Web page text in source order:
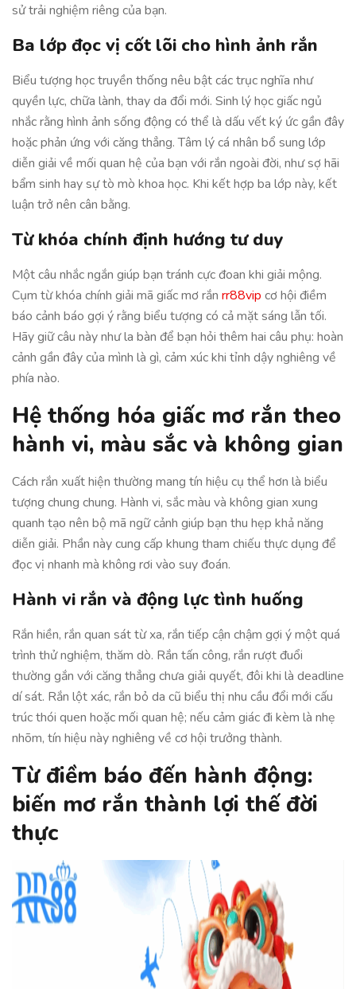
sử trải nghiệm riêng của bạn.
Ba lớp đọc vị cốt lõi cho hình ảnh rắn
Biểu tượng học truyền thống nêu bật các trục nghĩa như
quyền lực, chữa lành, thay da đổi mới. Sinh lý học giấc ngủ
nhắc rằng hình ảnh sống động có thể là dấu vết ký ức gần đây
hoặc phản ứng với căng thẳng. Tâm lý cá nhân bổ sung lớp
diễn giải về mối quan hệ của bạn với rắn ngoài đời, như sợ hãi
bẩm sinh hay sự tò mò khoa học. Khi kết hợp ba lớp này, kết
luận trở nên cân bằng.
Từ khóa chính định hướng tư duy
Một câu nhắc ngắn giúp bạn tránh cực đoan khi giải mộng.
Cụm từ khóa chính giải mã giấc mơ rắn rr88vip cơ hội điềm
báo cảnh báo gợi ý rằng biểu tượng có cả mặt sáng lẫn tối.
Hãy giữ câu này như la bàn để bạn hỏi thêm hai câu phụ: hoàn
cảnh gần đây của mình là gì, cảm xúc khi tỉnh dậy nghiêng về
phía nào.
Hệ thống hóa giấc mơ rắn theo
hành vi, màu sắc và không gian
Cách rắn xuất hiện thường mang tín hiệu cụ thể hơn là biểu
tượng chung chung. Hành vi, sắc màu và không gian xung
quanh tạo nên bộ mã ngữ cảnh giúp bạn thu hẹp khả năng
diễn giải. Phần này cung cấp khung tham chiếu thực dụng để
đọc vị nhanh mà không rơi vào suy đoán.
Hành vi rắn và động lực tình huống
Rắn hiền, rắn quan sát từ xa, rắn tiếp cận chậm gợi ý một quá
trình thử nghiệm, thăm dò. Rắn tấn công, rắn rượt đuổi
thường gắn với căng thẳng chưa giải quyết, đôi khi là deadline
dí sát. Rắn lột xác, rắn bỏ da cũ biểu thị nhu cầu đổi mới cấu
trúc thói quen hoặc mối quan hệ; nếu cảm giác đi kèm là nhẹ
nhõm, tín hiệu này nghiêng về cơ hội trưởng thành.
Từ điềm báo đến hành động:
biến mơ rắn thành lợi thế đời
thực